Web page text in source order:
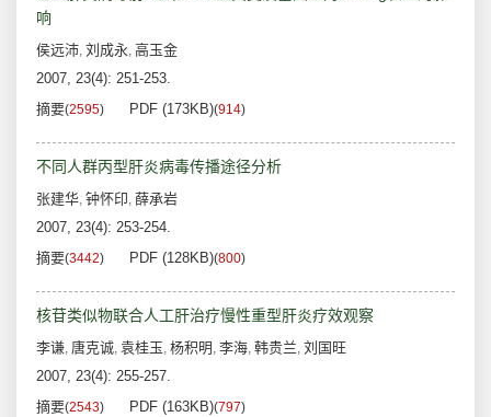
响
侯远沛, 刘成永, 高玉金
2007, 23(4): 251-253.
摘要(2595) PDF (173KB)(914)
不同人群丙型肝炎病毒传播途径分析
张建华, 钟怀印, 薛承岩
2007, 23(4): 253-254.
摘要(3442) PDF (128KB)(800)
核苷类似物联合人工肝治疗慢性重型肝炎疗效观察
李谦, 唐克诚, 袁桂玉, 杨积明 , 李海, 韩贵兰, 刘国旺
2007, 23(4): 255-257.
摘要(2543) PDF (163KB)(797)